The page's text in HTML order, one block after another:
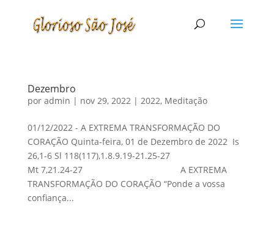
Dezembro
por admin | nov 29, 2022| 2022, Meditação
01/12/2022 - A EXTREMA TRANSFORMAÇÃO DO
CORAÇÃO Quinta-feira, 01 de Dezembro de 2022 Is
26,1-6 Sl 118(117),1.8.9.19-21.25-27
Mt 7,21.24-27 A EXTREMA
TRANSFORMAÇÃO DO CORAÇÃO “Ponde a vossa
confiança...